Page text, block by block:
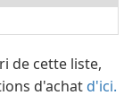
de cette liste,
d'achat d'ici.